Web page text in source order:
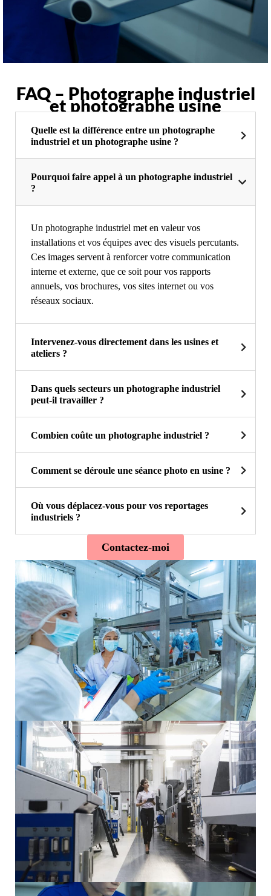
FAQ – Photographe industriel
et photographe usine
Quelle est la différence entre un photographe
industriel et un photographe usine ?
Pourquoi faire appel à un photographe industriel
?
Un photographe industriel met en valeur vos
installations et vos équipes avec des visuels percutants.
Ces images servent à renforcer votre communication
interne et externe, que ce soit pour vos rapports
annuels, vos brochures, vos sites internet ou vos
réseaux sociaux.
Intervenez-vous directement dans les usines et
ateliers ?
Dans quels secteurs un photographe industriel
peut-il travailler ?
Combien coûte un photographe industriel ?
Comment se déroule une séance photo en usine ?
Où vous déplacez-vous pour vos reportages
industriels ?
Contactez-moi